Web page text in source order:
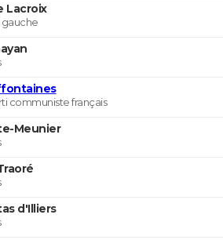
Lacroix
gauche
communiste français
Meunier
d'Illiers